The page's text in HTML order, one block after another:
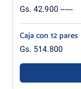
Gs. 42.900 ------
Caja con 12 pares
Gs. 514.800